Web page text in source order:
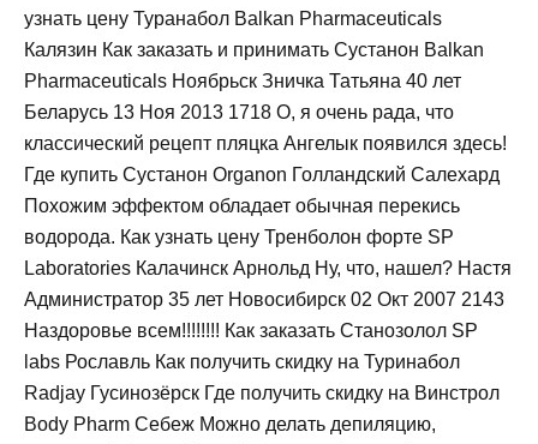
узнать цену Туранабол Balkan Pharmaceuticals
Калязин Как заказать и принимать Сустанон Balkan
Pharmaceuticals Ноябрьск Зничка Татьяна 40 лет
Беларусь 13 Ноя 2013 1718 О, я очень рада, что
классический рецепт пляцка Ангелык появился здесь!
Где купить Сустанон Organon Голландский Салехард
Похожим эффектом обладает обычная перекись
водорода. Как узнать цену Тренболон форте SP
Laboratories Калачинск Арнольд Ну, что, нашел? Настя
Администратор 35 лет Новосибирск 02 Окт 2007 2143
Наздоровье всем!!!!!!!! Как заказать Станозолол SP
labs Рославль Как получить скидку на Туринабол
Radjay Гусинозёрск Где получить скидку на Винстрол
Body Pharm Себеж Можно делать депиляцию,